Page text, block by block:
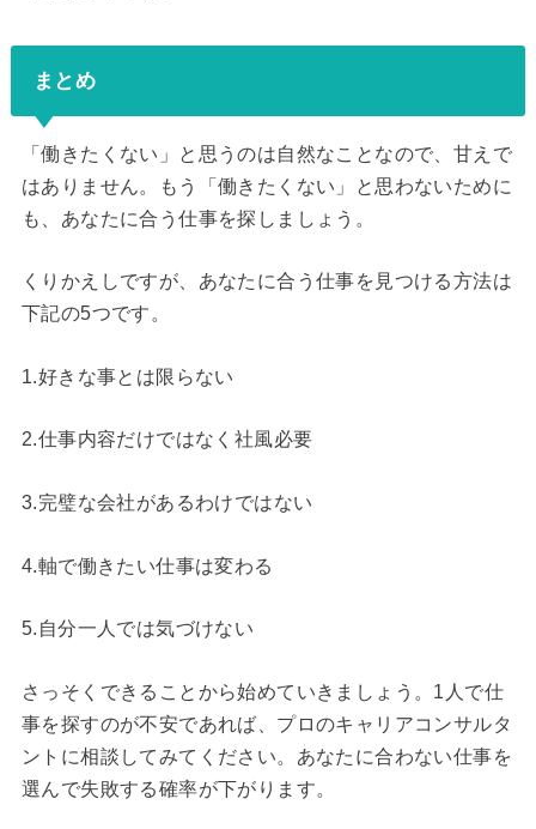
まとめ
「働きたくない」と思うのは自然なことなので、甘えで
はありません。もう「働きたくない」と思わないために
も、あなたに合う仕事を探しましょう。
くりかえしですが、あなたに合う仕事を見つける方法は
下記の5つです。
1.好きな事とは限らない
2.仕事内容だけではなく社風必要
3.完璧な会社があるわけではない
4.軸で働きたい仕事は変わる
5.自分一人では気づけない
さっそくできることから始めていきましょう。1人で仕
事を探すのが不安であれば、プロのキャリアコンサルタ
ントに相談してみてください。あなたに合わない仕事を
選んで失敗する確率が下がります。